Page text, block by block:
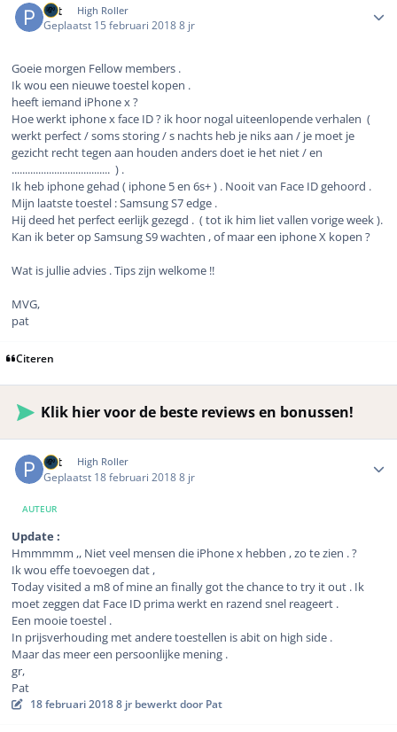
Pat High Roller
Geplaatst 15 februari 20188 jr
Goeie morgen Fellow members .
Ik wou een nieuwe toestel kopen .
heeft iemand iPhone x ?
Hoe werkt iphone x face ID ? ik hoor nogal uiteenlopende verhalen (
werkt perfect / soms storing / s nachts heb je niks aan / je moet je
gezicht recht tegen aan houden anders doet ie het niet / en
..................................... ) .
Ik heb iphone gehad ( iphone 5 en 6s+ ) . Nooit van Face ID gehoord .
Mijn laatste toestel : Samsung S7 edge .
Hij deed het perfect eerlijk gezegd . ( tot ik him liet vallen vorige week ).
Kan ik beter op Samsung S9 wachten , of maar een iphone X kopen ?
Wat is jullie advies . Tips zijn welkome !!
MVG,
pat
Citeren
Klik hier voor de beste reviews en bonussen!
Pat High Roller
Geplaatst 18 februari 20188 jr
AUTEUR
Update :
Hmmmmm ,, Niet veel mensen die iPhone x hebben , zo te zien . ?
Ik wou effe toevoegen dat ,
Today visited a m8 of mine an finally got the chance to try it out . Ik
moet zeggen dat Face ID prima werkt en razend snel reageert .
Een mooie toestel .
In prijsverhouding met andere toestellen is abit on high side .
Maar das meer een persoonlijke mening .
gr,
Pat
18 februari 20188 jr bewerkt door Pat